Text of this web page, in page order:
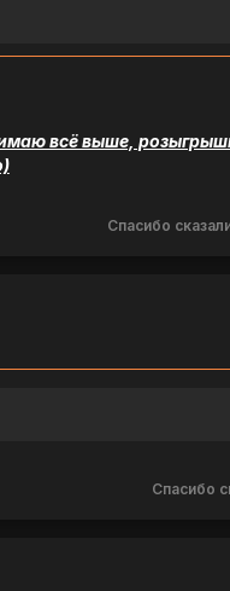
всё выше,
Спасибо
Спасибо